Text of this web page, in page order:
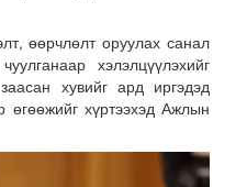
өөрчлөлт оруулах санал
хэлэлцүүлэхийг
хувийг ард иргэдэд
өгөөжийг хүртээхэд Ажлын